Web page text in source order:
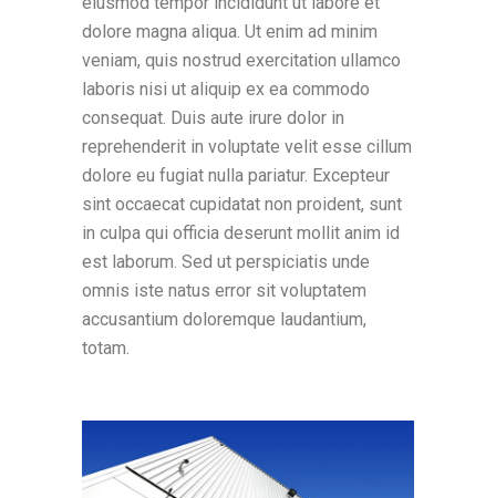
dolore magna aliqua. Ut enim ad minim
veniam, quis nostrud exercitation ullamco
laboris nisi ut aliquip ex ea commodo
consequat. Duis aute irure dolor in
reprehenderit in voluptate velit esse cillum
dolore eu fugiat nulla pariatur. Excepteur
sint occaecat cupidatat non proident, sunt
in culpa qui officia deserunt mollit anim id
est laborum. Sed ut perspiciatis unde
omnis iste natus error sit voluptatem
accusantium doloremque laudantium,
totam.